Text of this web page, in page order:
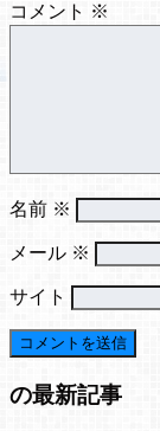
コメント ※
名前 ※
メール ※
サイト
の最新記事